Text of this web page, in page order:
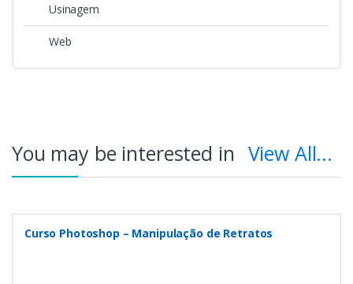
Usinagem
Web
You may be interested in View All...
Curso Photoshop – Manipulação de Retratos